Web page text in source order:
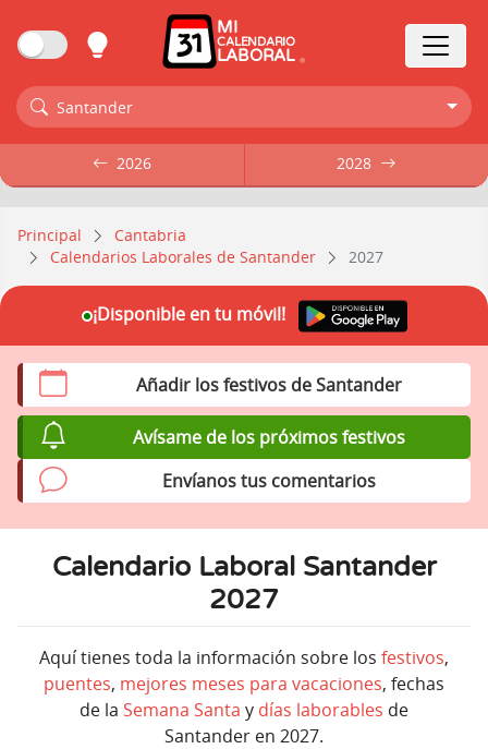
MI
CALENDARIO
LABORAL
Santander
Principal
Cantabria
Calendarios Laborales de Santander
2027
Calendario Laboral Santander
2027
Aquí tienes toda la información sobre los festivos,
puentes, mejores meses para vacaciones, fechas
de la Semana Santa y días laborables de
Santander en 2027.
2026 2028
2026 2028
Añadir los festivos de Santander
Avísame de los próximos festivos
Envíanos tus comentarios
¡Disponible en tu móvil!